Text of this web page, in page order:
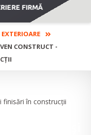
FIRMĂ
CONSTRUCT -